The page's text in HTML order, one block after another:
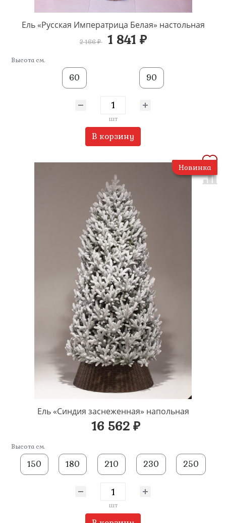
Ель «Русская Императрица Белая» настольная
2 166 ₽ 1 841 ₽
Высота см.
60 90
шт
В корзину
Новинка
Ель «Синдия заснеженная» напольная
16 562 ₽
Высота см.
150 180 210 230 250
шт